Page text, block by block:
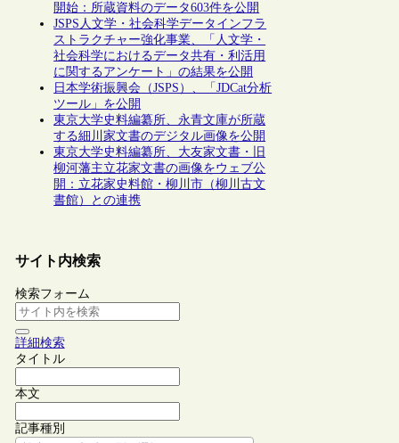
開始：所蔵資料のデータ603件を公開
JSPS人文学・社会科学データインフラ
ストラクチャー強化事業、「人文学・
社会科学におけるデータ共有・利活用
に関するアンケート」の結果を公開
日本学術振興会（JSPS）、「JDCat分析
ツール」を公開
東京大学史料編纂所、永青文庫が所蔵
する細川家文書のデジタル画像を公開
東京大学史料編纂所、大友家文書・旧
柳河藩主立花家文書の画像をウェブ公
開：立花家史料館・柳川市（柳川古文
書館）との連携
サイト内検索
検索フォーム
詳細検索
タイトル
本文
記事種別